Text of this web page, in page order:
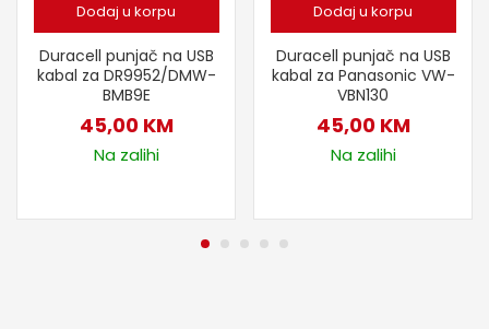
Dodaj u korpu
Duracell punjač na USB
kabal za DR9952/DMW-
BMB9E
45,00 KM
Na zalihi
Dodaj u korpu
Duracell punjač na USB
kabal za Panasonic VW-
VBN130
45,00 KM
Na zalihi